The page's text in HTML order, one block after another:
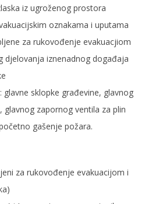
iz ugroženog prostora
oznakama i uputama
za rukovođenje evakuacjiom
djelovanja iznenadnog događaja
sklopke građevine, glavnog
glavnog zapornog ventila za plin
gašenje požara.
za rukovođenje evakuacijom i